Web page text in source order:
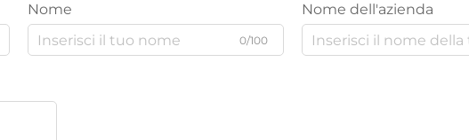
Nome
0/100
Nome dell'azienda